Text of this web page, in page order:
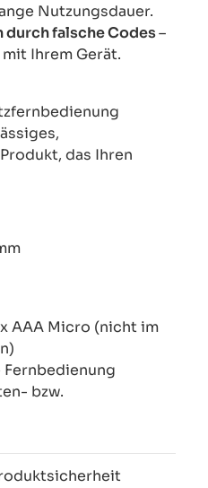
Nutzungsdauer.
durch falsche Codes–
Ihrem Gerät.
das Ihren
AAA Micro (nicht im
bzw.